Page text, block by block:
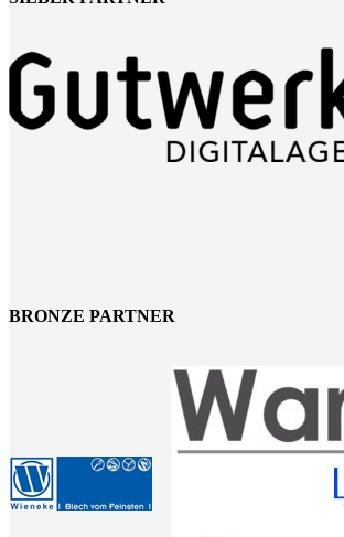
BRONZE PARTNER